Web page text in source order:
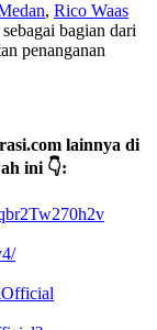
, Rico Waas
sebagai bagian dari
penanganan
lainnya di
ini 👇: